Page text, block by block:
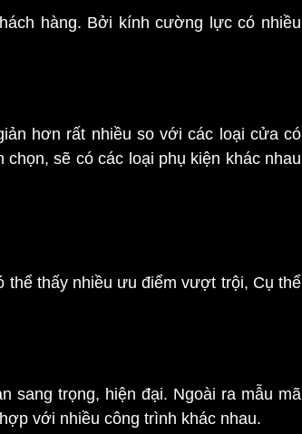
hàng. Bởi kính cường lực có nhiều
hơn rất nhiều so với các loại cửa có
sẽ có các loại phụ kiện khác nhau
thấy nhiều ưu điểm vượt trội, Cụ thể
sang trọng, hiện đại. Ngoài ra mẫu mã
với nhiều công trình khác nhau.